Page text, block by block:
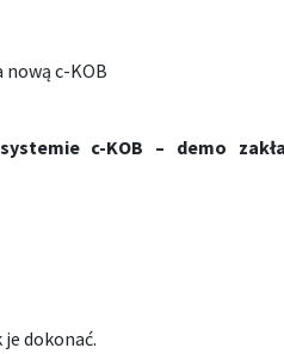
nową c-KOB
c-KOB – demo
dokonać.